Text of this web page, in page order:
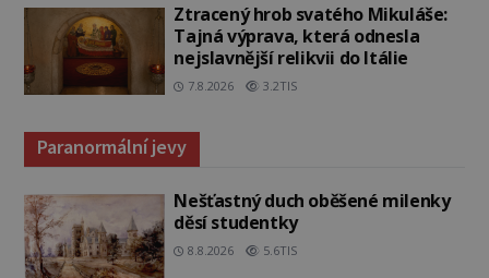
Ztracený hrob svatého Mikuláše:
Tajná výprava, která odnesla
nejslavnější relikvii do Itálie
7.8.2026 3.2TIS
Paranormální jevy
Nešťastný duch oběšené milenky
děsí studentky
8.8.2026 5.6TIS